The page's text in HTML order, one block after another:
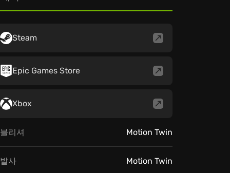
Steam
Epic Games Store
Xbox
리셔 Motion Twin
사 Motion Twin